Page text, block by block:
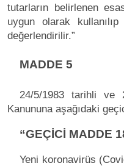
tutarların belirlenen
uygun olarak kullanılıp
değerlendirilir.”
MADDE 5
24/5/1983 tarihli ve
Kanununa aşağıdaki
“GEÇİCİ MADDE
Yeni koronavirüs